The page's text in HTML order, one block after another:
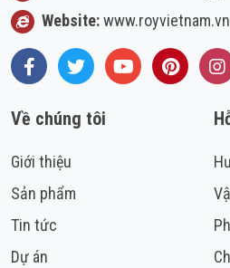
Website:www.royvietnam.vn
FacebookTwitterYoutube
Về chúng tôi
Giới thiệu
Sản phẩm
Tin tức
Dự án